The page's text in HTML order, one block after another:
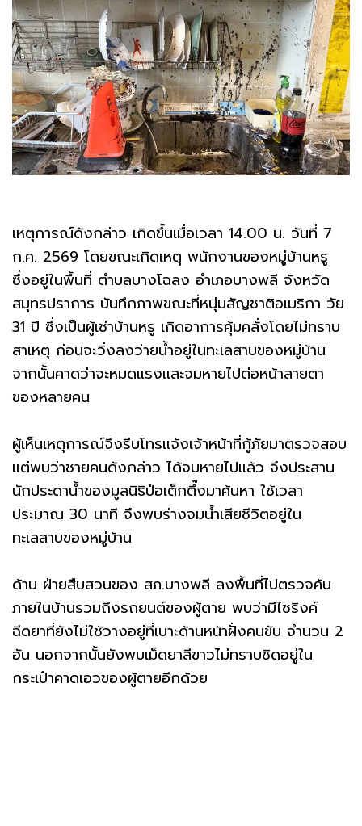
เหตุการณ์ดังกล่าว เกิดขึ้นเมื่อเวลา 14.00 น. วันที่ 7
ก.ค. 2569 โดยขณะเกิดเหตุ พนักงานของหมู่บ้านหรู
ซึ่งอยู่ในพื้นที่ ตำบลบางโฉลง อำเภอบางพลี จังหวัด
สมุทรปราการ บันทึกภาพขณะที่หนุ่มสัญชาติอเมริกา วัย
31 ปี ซึ่งเป็นผู้เช่าบ้านหรู เกิดอาการคุ้มคลั่งโดยไม่ทราบ
สาเหตุ ก่อนจะวิ่งลงว่ายน้ำอยู่ในทะเลสาบของหมู่บ้าน
จากนั้นคาดว่าจะหมดแรงและจมหายไปต่อหน้าสายตา
ของหลายคน
ผู้เห็นเหตุการณ์จึงรีบโทรแจ้งเจ้าหน้าที่กู้ภัยมาตรวจสอบ
แต่พบว่าชายคนดังกล่าว ได้จมหายไปแล้ว จึงประสาน
นักประดาน้ำของมูลนิธิป่อเต็กตึ๊งมาค้นหา ใช้เวลา
ประมาณ 30 นาที จึงพบร่างจมน้ำเสียชีวิตอยู่ใน
ทะเลสาบของหมู่บ้าน
ด้าน ฝ่ายสืบสวนของ สภ.บางพลี ลงพื้นที่ไปตรวจค้น
ภายในบ้านรวมถึงรถยนต์ของผู้ตาย พบว่ามีไซริงค์
ฉีดยาที่ยังไม่ใช้วางอยู่ที่เบาะด้านหน้าฝั่งคนขับ จำนวน 2
อัน นอกจากนั้นยังพบเม็ดยาสีขาวไม่ทราบชิดอยู่ใน
กระเป๋าคาดเอวของผู้ตายอีกด้วย